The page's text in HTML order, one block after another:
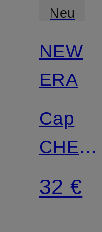
Neu
NEW
ERA
Cap
CHECK
AF
32 €